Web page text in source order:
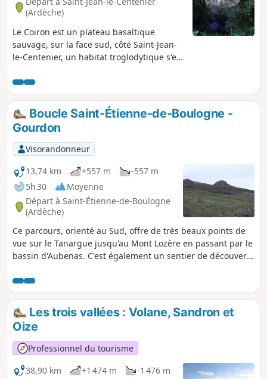
(Ardèche)
Le Coiron est un plateau basaltique
sauvage, sur la face sud, côté Saint-Jean-
le-Centenier, un habitat troglodytique s'est
falaises basaltiques de Montbrun. A partir
de Saint-Gineis-en-Coiron, une petite
route serpentant sur le plateau vous
emmène sur Mirabel où vous découvrirez
depuis le donjon un magnifique paysage.
Seul bémol, les deux tiers du circuit sont
sur routes goudronnées quand bien
même la circulation des véhicules y est
très peu importante.
Boucle Saint-Étienne-de-Boulogne -
Gourdon
Visorandonneur
13,74 km
+557 m
-557 m
5h 30
Moyenne
Départ à Saint-Étienne-de-Boulogne
(Ardèche)
Ce parcours, orienté au Sud, offre de très beaux points de
vue sur le Tanargue jusqu'au Mont Lozère en passant par le
bassin d'Aubenas. C'est également un sentier de découverte
régulièrement. Après Gourdon, au sommet de la route
goudronnée, la chaîne des Alpes se détache à l’horizon.
Monter sur la plateforme sommitale du Roc de Gourdon
n'est pas des plus accessibles à tous, mais le point de vue à
360° est remarquable.
Les trois vallées : Volane, Sandron et
Oize
Professionnel du tourisme
38,90 km
+1 474 m
-1 476 m